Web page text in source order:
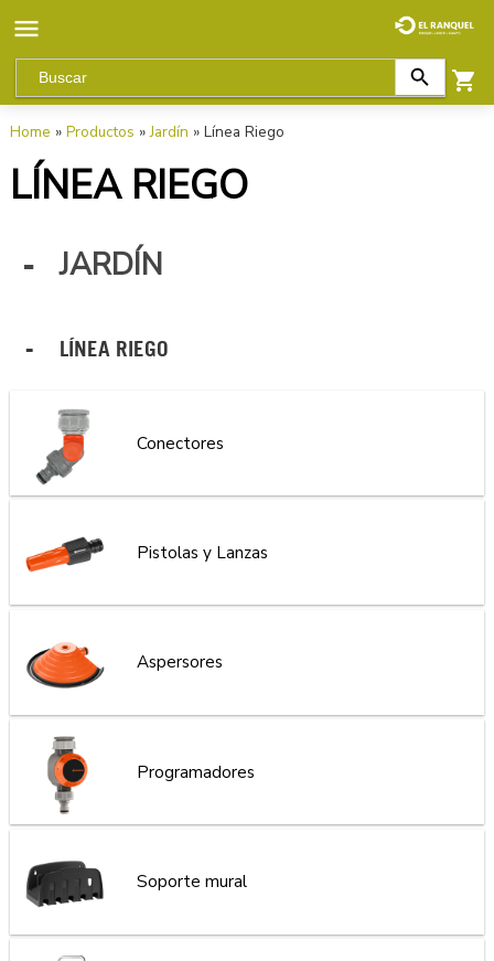
Home » Productos »Jardín » Línea Riego
LÍNEA RIEGO
JARDÍN
LÍNEA RIEGO
Conectores
Pistolas y Lanzas
Aspersores
Programadores
Soporte mural